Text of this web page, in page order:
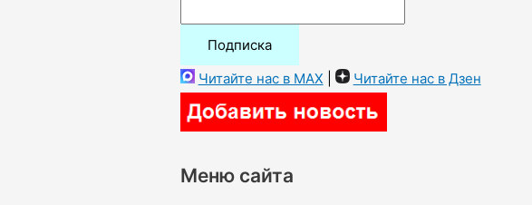
Читайте нас в MAX Читайте нас в Дзен
Меню сайта